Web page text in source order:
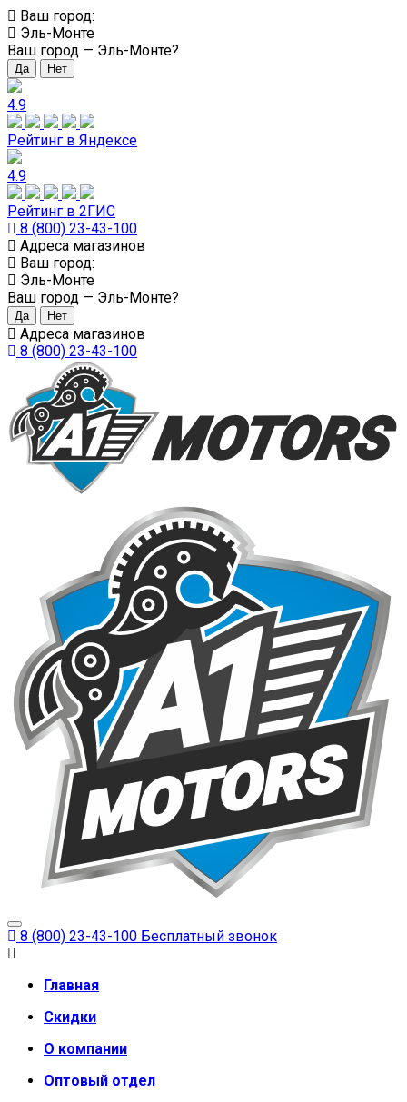
Ваш город:
Эль-Монте
Ваш город — Эль-Монте?
4.9
Рейтинг в Яндексе
4.9
Рейтинг в 2ГИС
8 (800) 23-43-100
Адреса магазинов
Ваш город:
Эль-Монте
Ваш город — Эль-Монте?
Адреса магазинов
8 (800) 23-43-100
8 (800) 23-43-100 Бесплатный звонок
Главная
Скидки
О компании
Оптовый отдел